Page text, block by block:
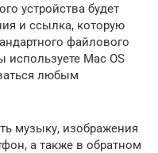
устройства будет
и ссылка, которую
файлового
Mac OS
любым
музыку, изображения
а также в обратном